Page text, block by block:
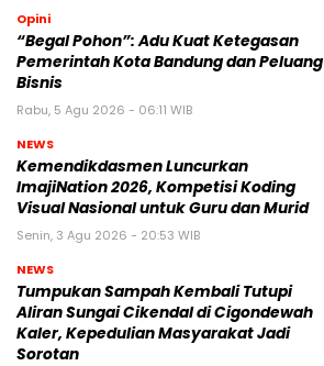
Opini
“Begal Pohon”: Adu Kuat Ketegasan
Pemerintah Kota Bandung dan Peluang
Bisnis
Rabu, 5 Agu 2026 - 06:11 WIB
NEWS
Kemendikdasmen Luncurkan
ImajiNation 2026, Kompetisi Koding
Visual Nasional untuk Guru dan Murid
Senin, 3 Agu 2026 - 20:53 WIB
NEWS
Tumpukan Sampah Kembali Tutupi
Aliran Sungai Cikendal di Cigondewah
Kaler, Kepedulian Masyarakat Jadi
Sorotan